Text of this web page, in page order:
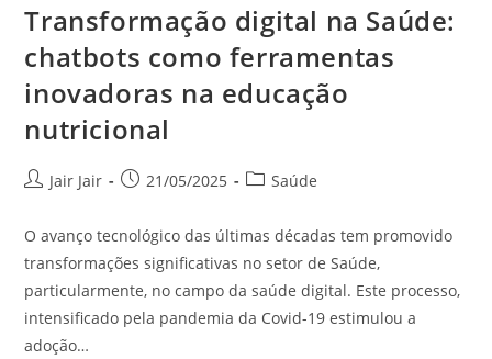
Transformação digital na Saúde:
chatbots como ferramentas
inovadoras na educação
nutricional
Jair Jair 21/05/2025 Saúde
O avanço tecnológico das últimas décadas tem promovido
transformações significativas no setor de Saúde,
particularmente, no campo da saúde digital. Este processo,
intensificado pela pandemia da Covid-19 estimulou a
adoção…